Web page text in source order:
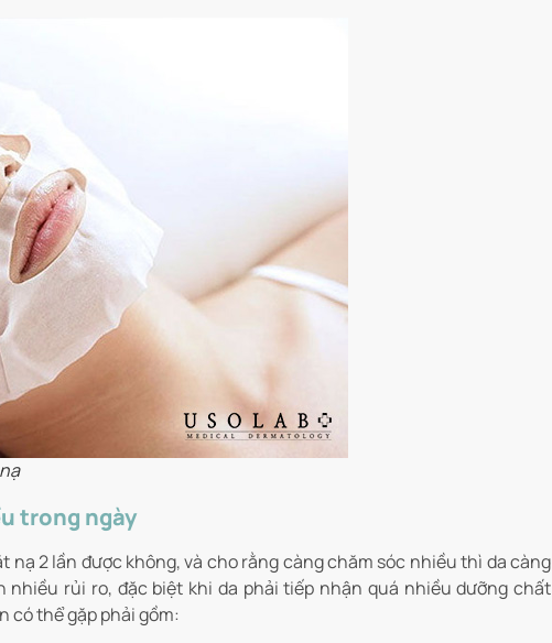
trong ngày
nạ 2 lần được không, và cho rằng càng chăm sóc nhiều thì da càng
nhiều rủi ro, đặc biệt khi da phải tiếp nhận quá nhiều dưỡng chất
có thể gặp phải gồm: